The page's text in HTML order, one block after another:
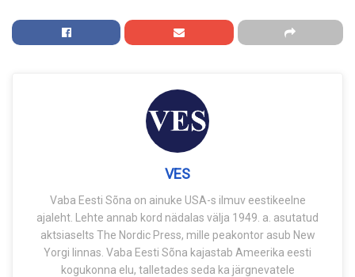
VES
Vaba Eesti Sõna on ainuke USA-s ilmuv eestikeelne
ajaleht. Lehte annab kord nädalas välja 1949. a. asutatud
aktsiaselts The Nordic Press, mille peakontor asub New
Yorgi linnas. Vaba Eesti Sõna kajastab Ameerika eesti
kogukonna elu, talletades seda ka järgnevatele